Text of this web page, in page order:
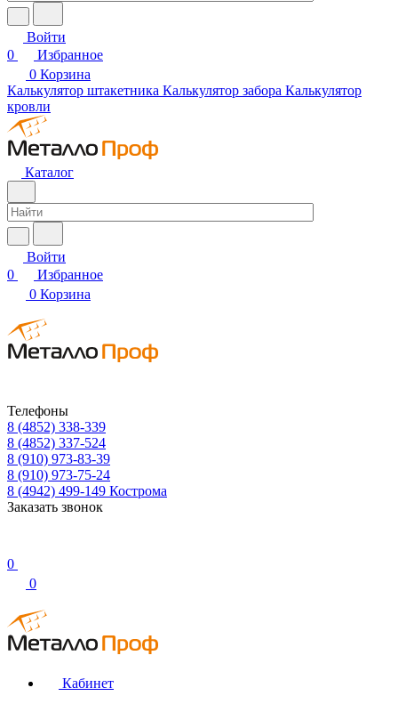
Войти
0
Избранное
0 Корзина
Калькулятор штакетника Калькулятор забора Калькулятор
кровли
Каталог
Войти
0
Избранное
0 Корзина
Телефоны
8 (4852) 338-339
8 (4852) 337-524
8 (910) 973-83-39
8 (910) 973-75-24
8 (4942) 499-149 Кострома
Заказать звонок
0
0
Кабинет